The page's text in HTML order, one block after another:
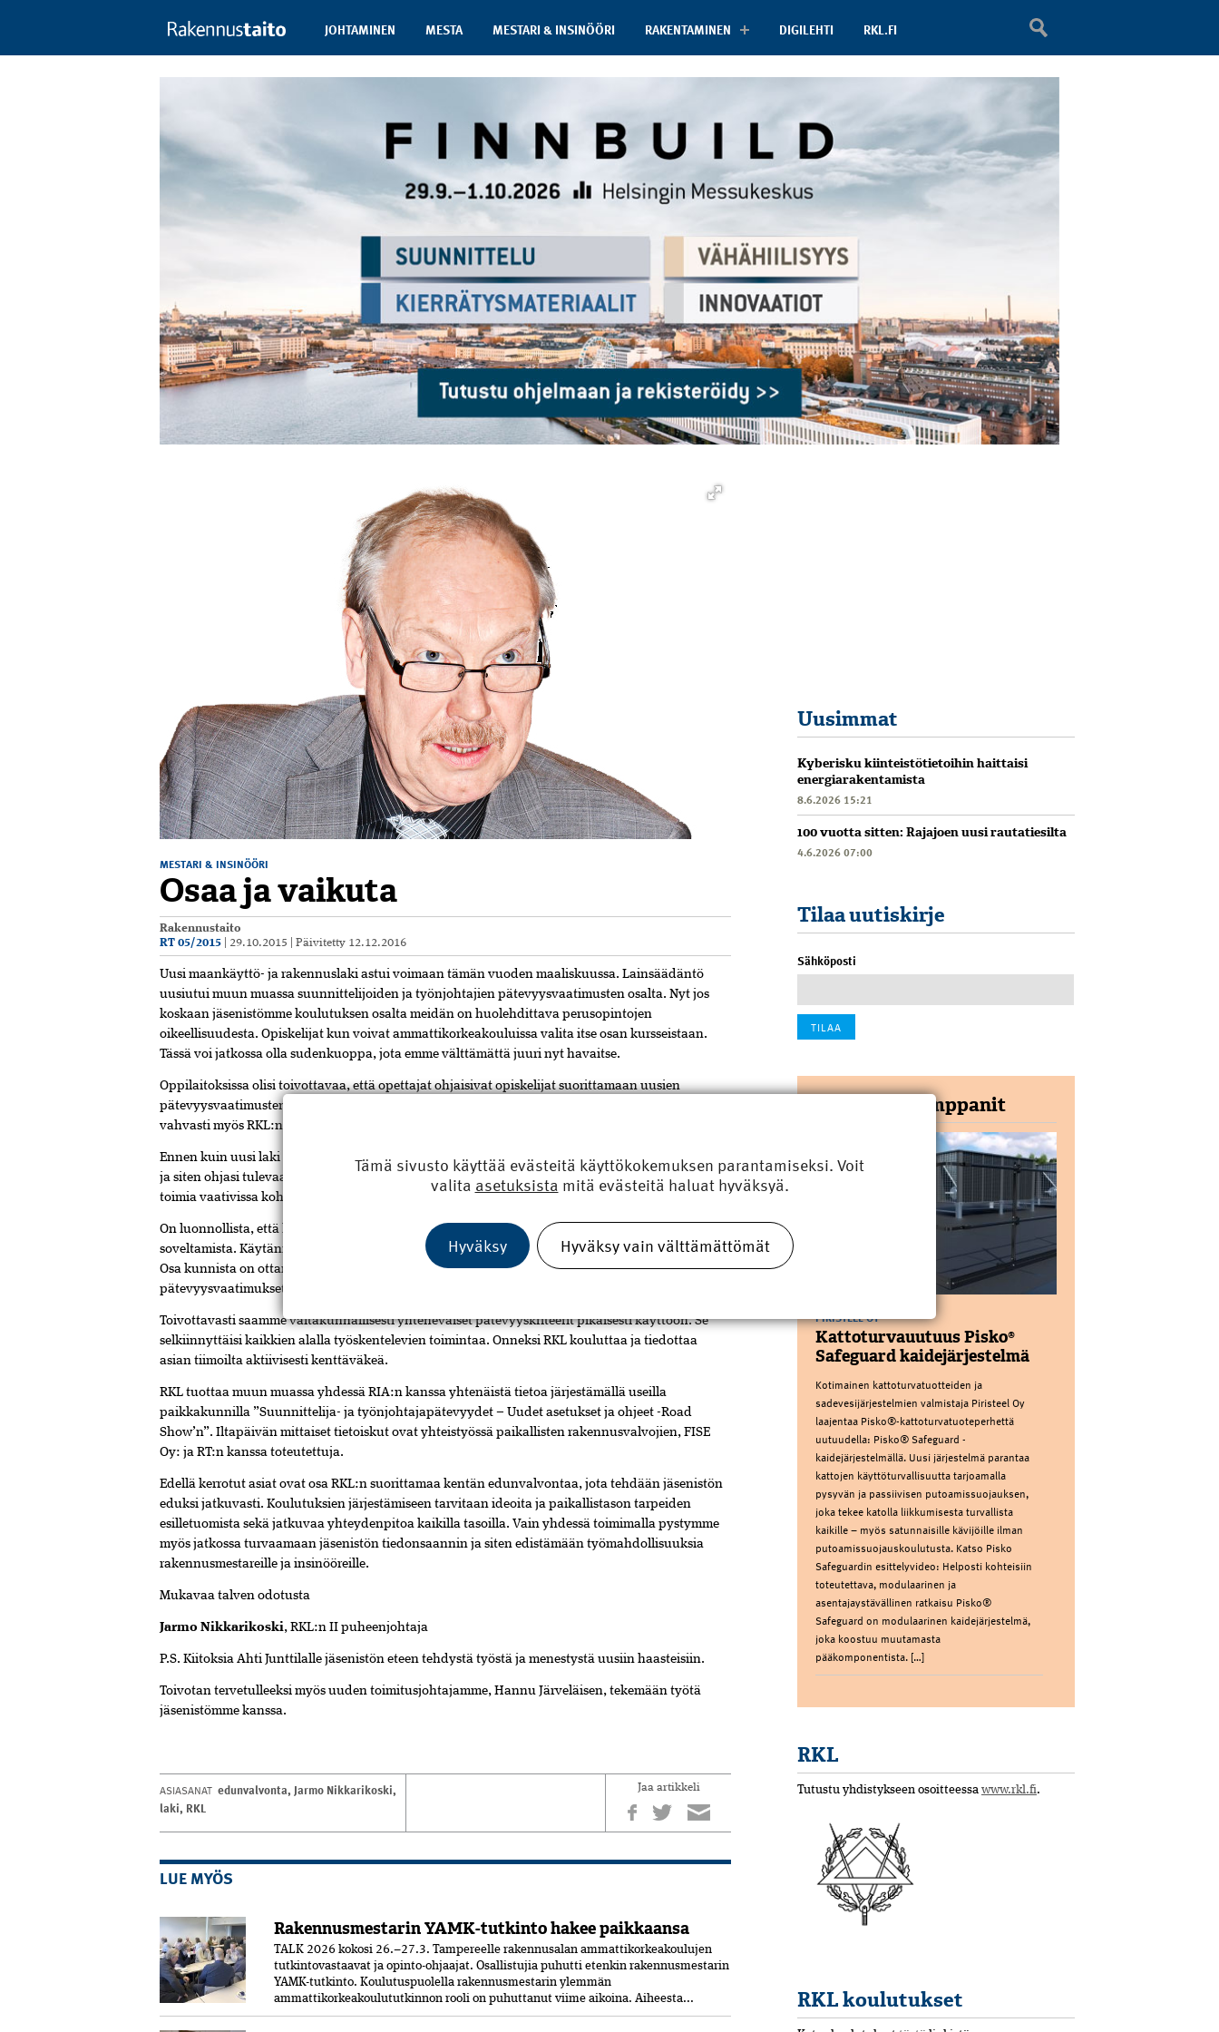
JOHTAMINEN MESTA MESTARI & INSINÖÖRI RAKENTAMINEN DIGILEHTI RKL.FI
MESTARI & INSINÖÖRI
Osaa ja vaikuta
Rakennustaito
RT 05/2015
29.10.2015 |Päivitetty 12.12.2016
Uusi maankäyttö- ja rakennuslaki astui voimaan tämän vuoden maaliskuussa. Lainsäädäntö
uusiutui muun muassa suunnittelijoiden ja työnjohtajien pätevyysvaatimusten osalta. Nyt jos
koskaan jäsenistömme koulutuksen osalta meidän on huolehdittava perusopintojen
oikeellisuudesta. Opiskelijat kun voivat ammattikorkeakouluissa valita itse osan kursseistaan.
Tässä voi jatkossa olla sudenkuoppa, jota emme välttämättä juuri nyt havaitse.
Oppilaitoksissa olisi toivottavaa, että opettajat ohjaisivat opiskelijat suorittamaan uusien
pätevyysvaatimusten mukaisen peruskoulutuksen. Tämä on asia, jota meidän on painotettava
vahvasti myös RKL:n opiskelijatapahtumissa eri puolilla maata oppilaitoskiertueillamme.
Ennen kuin uusi laki astui voimaan, RKL antoi aktiivisesti lausuntoja suunnitteilla olevasta laista
ja siten ohjasi tulevaa lainsäädäntöä. Näin turvasimme jäsenistömme mahdollisuudet saada
toimia vaativissa kohteissa myös jatkossa.
On luonnollista, että kunnissa ei vielä osata kaikilta osin uusien pätevyysvaatimusten
soveltamista. Käytännön kirjavuudelle on helppo selitys: yksiselitteisiä ohjeita ei ole vielä jaettu.
Osa kunnista on ottanut pätevyysvaatimuksiin kriteeriksi FISE Oy:n julkaisemat
pätevyysvaatimukset esimerkiksi vastaavan työnjohtajan osalta.
Toivottavasti saamme valtakunnallisesti yhteneväiset pätevyyskriteerit pikaisesti käyttöön. Se
selkiinnyttäisi kaikkien alalla työskentelevien toimintaa. Onneksi RKL kouluttaa ja tiedottaa
asian tiimoilta aktiivisesti kenttäväkeä.
RKL tuottaa muun muassa yhdessä RIA:n kanssa yhtenäistä tietoa järjestämällä useilla
paikkakunnilla ”Suunnittelija- ja työnjohtajapätevyydet – Uudet asetukset ja ohjeet -Road
Show’n”. Iltapäivän mittaiset tietoiskut ovat yhteistyössä paikallisten rakennusvalvojien, FISE
Oy: ja RT:n kanssa toteutettuja.
Edellä kerrotut asiat ovat osa RKL:n suorittamaa kentän edunvalvontaa, jota tehdään jäsenistön
eduksi jatkuvasti. Koulutuksien järjestämiseen tarvitaan ideoita ja paikallistason tarpeiden
esilletuomista sekä jatkuvaa yhteydenpitoa kaikilla tasoilla. Vain yhdessä toimimalla pystymme
myös jatkossa turvaamaan jäsenistön tiedonsaannin ja siten edistämään työmahdollisuuksia
rakennusmestareille ja insinööreille.
Mukavaa talven odotusta
Jarmo Nikkarikoski, RKL:n II puheenjohtaja
P.S. Kiitoksia Ahti Junttilalle jäsenistön eteen tehdystä työstä ja menestystä uusiin haasteisiin.
Toivotan tervetulleeksi myös uuden toimitusjohtajamme, Hannu Järveläisen, tekemään työtä
jäsenistömme kanssa.
ASIASANAT edunvalvonta, Jarmo Nikkarikoski,
laki, RKL
Jaa artikkeli
LUE MYÖS
Rakennusmestarin YAMK-tutkinto hakee paikkaansa
TALK 2026 kokosi 26.–27.3. Tampereelle rakennusalan ammattikorkeakoulujen
tutkintovastaavat ja opinto-ohjaajat. Osallistujia puhutti etenkin rakennusmestarin
YAMK-tutkinto. Koulutuspuolella rakennusmestarin ylemmän
ammattikorkeakoulututkinnon rooli on puhuttanut viime ­aikoina. ­Aiheesta...
Uusimmat
Kyberisku kiinteistötietoihin haittaisi
energiarakentamista
8.6.2026 15:21
100 vuotta sitten: Rajajoen uusi rautatiesilta
4.6.2026 07:00
Tilaa uutiskirje
Sähköposti
Yhteistyökumppanit
PIRISTEEL OY
Kattoturvauutuus Pisko®
Safeguard kaidejärjestelmä
Kotimainen kattoturvatuotteiden ja
sadevesijärjestelmien valmistaja Piristeel Oy
laajentaa Pisko®-kattoturvatuoteperhettä
uutuudella: Pisko® Safeguard -
kaidejärjestelmällä. Uusi järjestelmä parantaa
kattojen käyttöturvallisuutta tarjoamalla
pysyvän ja passiivisen putoamissuojauksen,
joka tekee katolla liikkumisesta turvallista
kaikille – myös satunnaisille kävijöille ilman
putoamissuojauskoulutusta. Katso Pisko
Safeguardin esittelyvideo: Helposti kohteisiin
toteutettava, modulaarinen ja
asentajaystävällinen ratkaisu Pisko®
Safeguard on modulaarinen kaidejärjestelmä,
joka koostuu muutamasta
pääkomponentista. […]
RKL
Tutustu yhdistykseen osoitteessa www.rkl.fi.
RKL koulutukset
Tämä sivusto käyttää evästeitä käyttökokemuksen parantamiseksi. Voit
valita asetuksista mitä evästeitä haluat hyväksyä.
Hyväksy Hyväksy vain välttämättömät